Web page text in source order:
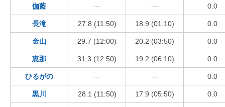
伽藍 --- --- 0.0
長滝 27.8 (11:50) 18.9 (01:10) 0.0
金山 29.7 (12:00) 20.2 (03:50) 0.0
恵那 31.3 (12:50) 19.2 (06:10) 0.0
ひるがの --- --- 0.0
黒川 28.1 (11:50) 17.9 (05:50) 0.0